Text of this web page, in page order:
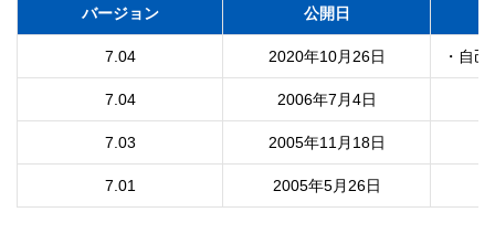
バージョン 公開日
7.04 2020年10月26日
7.04 2006年7月4日
7.03 2005年11月18日
7.01 2005年5月26日